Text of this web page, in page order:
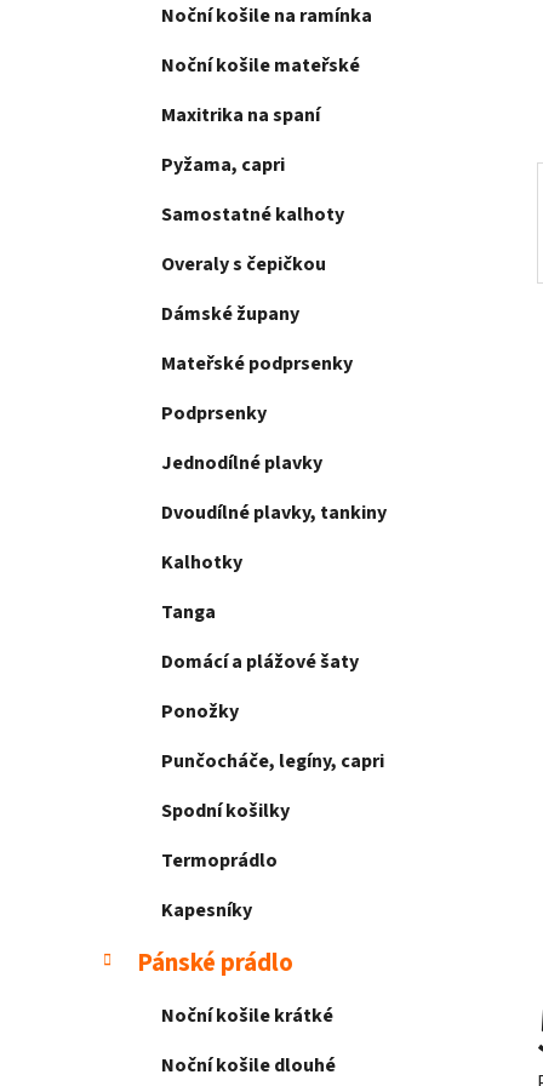
Noční košile na ramínka
Noční košile mateřské
Maxitrika na spaní
Pyžama, capri
Samostatné kalhoty
Overaly s čepičkou
Dámské župany
Mateřské podprsenky
Podprsenky
Jednodílné plavky
Dvoudílné plavky, tankiny
Kalhotky
Tanga
Domácí a plážové šaty
Ponožky
Punčocháče, legíny, capri
Spodní košilky
Termoprádlo
Kapesníky
Pánské prádlo
Noční košile krátké
Noční košile dlouhé